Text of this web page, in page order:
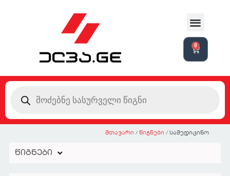
0
მთავარი /წიგნები / სამედიცინო
წიგნები